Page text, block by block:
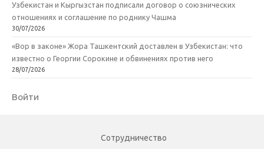
Узбекистан и Кыргызстан подписали договор о союзнических
отношениях и соглашение по роднику Чашма
30/07/2026
«Вор в законе» Жора Ташкентский доставлен в Узбекистан: что
известно о Георгии Сорокине и обвинениях против него
28/07/2026
Войти
Сотрудничество